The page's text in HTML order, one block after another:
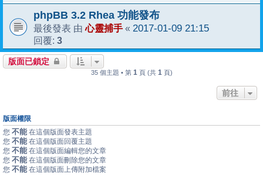
phpBB 3.2 Rhea 功能發布
最後發表 由心靈捕手 « 2017-01-09 21:15
回覆: 3
版面已鎖定
35 個主題 • 第 1 頁 (共 1 頁)
前往
版面權限
您 不能 在這個版面發表主題
您 不能 在這個版面回覆主題
您 不能 在這個版面編輯您的文章
您 不能 在這個版面刪除您的文章
您 不能 在這個版面上傳附加檔案